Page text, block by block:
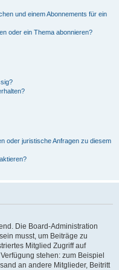
und einem Abonnements für ein
oder ein Thema abonnieren?
oder juristische Anfragen zu diesem
Die Board-Administration
musst, um Beiträge zu
Mitglied Zugriff auf
stehen: zum Beispiel
an andere Mitglieder, Beitritt